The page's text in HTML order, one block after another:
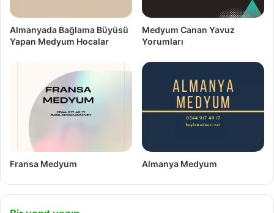
Almanyada Bağlama Büyüsü
Yapan Medyum Hocalar
Medyum Canan Yavuz
Yorumları
Fransa Medyum Almanya Medyum